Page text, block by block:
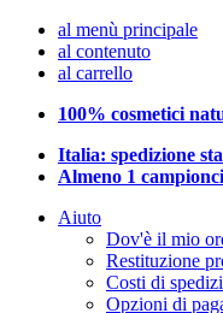
al menù principale
al contenuto
al carrello
100% cosmetici
Italia: spedizione
Almeno 1
Aiuto
Dov'è il mio
Restituzione
Costi di
Opzioni di